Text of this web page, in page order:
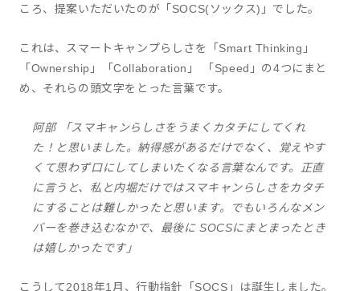
ころ、提案いただいたのが「SOCS(ソックス)」でした。
これは、スマートキャンプらしさを「Smart Thinking」
「Ownership」「Collaboration」 「Speed」の4つにまと
め、それらの頭文字をとった言葉です。
阿部 「スマキャンらしさをうまくカタチにしてくれ
た！と思いました。納得感があるだけでなく、覚えやす
くて思わず口にしてしまいたくなる言葉なんです。正直
に言うと、私と内堀だけではスマキャンらしさをカタチ
にすることは難しかったと思います。でもいろんなメン
バーを巻き込むなかで、最後に SOCSにまとまったとき
は嬉しかったです」
こうして2018年1月、行動指針「SOCS」は誕生しました。